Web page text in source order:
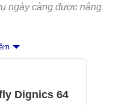
ngày càng được nâng
Trần Quốc Hoàn, Cầu
Khiêm nối dài, Quận 1
Dignics 64